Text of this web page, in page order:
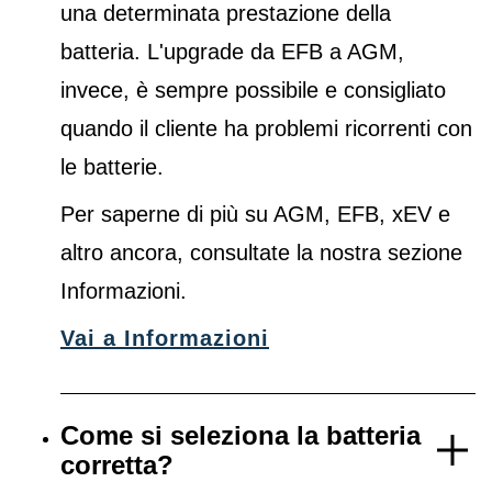
una determinata prestazione della
batteria. L'upgrade da EFB a AGM,
invece, è sempre possibile e consigliato
quando il cliente ha problemi ricorrenti con
le batterie.
Per saperne di più su AGM, EFB, xEV e
altro ancora, consultate la nostra sezione
Informazioni.
Vai a Informazioni
Come si seleziona la batteria
corretta?